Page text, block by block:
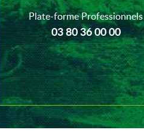
Plate-forme Professionnels
03 80 36 00 00